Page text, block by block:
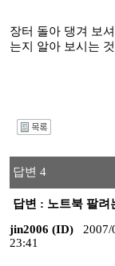
장터 돌아 댕겨 보
는지 알아 보시는
답변 4
답변 : 노트북 팔려
jin2006 (ID)
2007/
23:41